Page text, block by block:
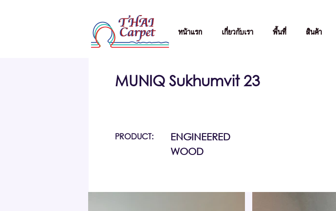
หน้าแรก เกี่ยวกับเรา พื้นที่ สินค้า
MUNIQ Sukhumvit 23
PRODUCT:
ENGINEERED
WOOD